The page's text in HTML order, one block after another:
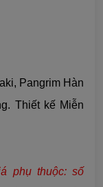
Pangrim Hàn
Thiết kế Miễn
phụ thuộc: số